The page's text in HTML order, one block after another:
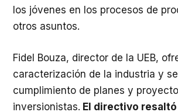
los jóvenes en los procesos de
otros asuntos.
Fidel Bouza, director de la UEB,
caracterización de la industria y
cumplimiento de planes y
inversionistas. El directivo resaltó